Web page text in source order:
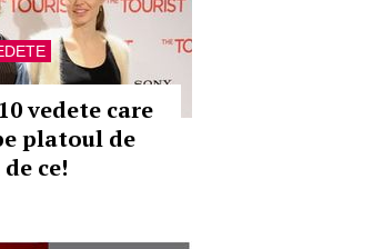
vedete care
platoul de
ce!